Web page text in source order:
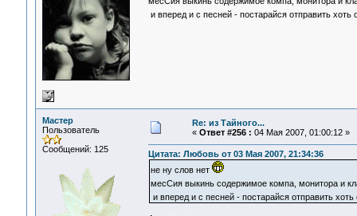
и вперед и с песней - постарайся отправить
Мастер
Пользователь
Сообщений: 125
Re: из Тайного...
« Ответ #256 : 04 Мая 2007, 01:00:12 »
Цитата: Любовь от 03 Мая 2007, 21:34:36
не ну слов нет
месСия выкинь содержимое компа, монитора и
и вперед и с песней - постарайся отправить